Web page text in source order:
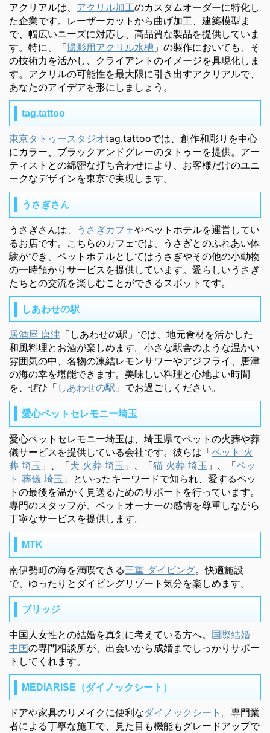
アクリアルは、 アクリル加工のカスタムオーダーに特化し
た企業です。レーザーカットから曲げ加工、建築模型ま
で、幅広いニーズに対応し、高品質な製品を提供していま
す。特に、「撮影用アクリル水槽 」の製作においても、そ
の技術力を活かし、クライアントのイメージを具現化しま
す。アクリルの可能性を最大限に引き出すアクリアルで、
あなたのアイデアを形にしましょう。
tag.tattoo
東京タトゥースタジオtag.tattooでは、創作和彫りを中心
にカラー、ブラックアンドグレーのタトゥーを提供。アー
ティストとの綿密な打ち合わせにより、お客様だけのユニ
ークなデザインを東京で実現します。
うさぎさん
うさぎさんは、 うさぎカフェやペットホテルを運営してい
るお店です。こちらのカフェでは、うさぎとのふれあい体
験ができ、ペットホテルとしてはうさぎやその他の小動物
の一時預かりサービスを提供しています。愛らしいうさぎ
たちとの交流を楽しむことができるスポットです。
しあわせの駅
居酒屋 唐津 「しあわせの駅」では、地元食材を活かした
和風料理とお酒が楽しめます。小さな駅舎のような温かい
雰囲気の中、名物の凍結レモンサワーやアジフライ、唐津
の海の幸を堪能できます。美味しい料理と心地よい時間
を、ぜひ「 しあわせの駅 」でお過ごしください。
愛心ペットセレモニー埼玉
愛心ペットセレモニー埼玉は、埼玉県でペットの火葬や葬
儀サービスを提供している会社です。彼らは「ペット 火
葬 埼玉 」、「犬 火葬 埼玉 」、「猫 火葬 埼玉 」、「ペッ
ト 葬儀 埼玉 」といったキーワードで知られ、愛するペッ
トの最後を温かく見送るためのサポートを行っています。
専門のスタッフが、ペットオーナーの感情を尊重しながら
丁寧なサービスを提供します。
MTK
南伊勢町の海を満喫できる三重 ダイビング。快適施設
で、ゆったりとダイビングリゾート気分を楽しめます。
ブリッジ
中国人女性との結婚を真剣に考えている方へ。 国際結婚
中国の専門相談所が、出会いから成婚までしっかりサポー
トしてくれます。
MEDIARISE（ダイノックシート）
ドアや家具のリメイクに便利なダイノックシート 。専門業
者による丁寧な施工で、見た目も機能もグレードアップで